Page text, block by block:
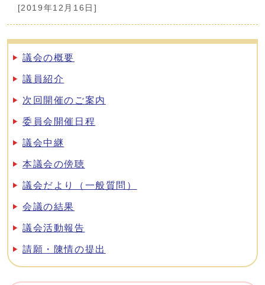
[2019年12月16日]
議会の概要
議員紹介
次回開催のご案内
委員会開催日程
議会中継
本議会の傍聴
議会だより（一般質問）
会議の結果
議会活動報告
請願・陳情の提出